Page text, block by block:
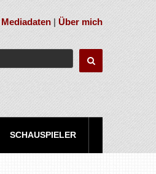
|Über mich
SCHAUSPIELER